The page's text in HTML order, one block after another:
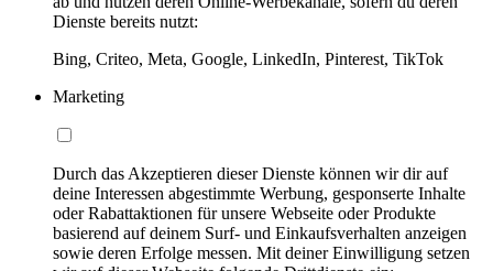
Dienste bereits nutzt:
Bing, Criteo, Meta, Google, LinkedIn, Pinterest, TikTok
Marketing
Durch das Akzeptieren dieser Dienste können wir dir auf
deine Interessen abgestimmte Werbung, gesponserte Inhalte
oder Rabattaktionen für unsere Webseite oder Produkte
basierend auf deinem Surf- und Einkaufsverhalten anzeigen
sowie deren Erfolge messen. Mit deiner Einwilligung setzen